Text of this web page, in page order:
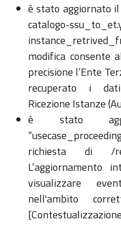
è stato aggiornato
catalogo-
modifica consente
precisione l’Ente
recuperato i
Ricezione Istanze
è stato
“
richiesta di /
L’aggiornamento
visualizzare
nell'ambito